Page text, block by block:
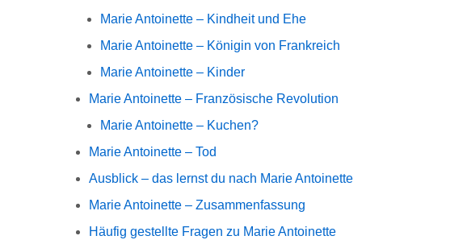
Marie Antoinette – Kindheit und Ehe
Marie Antoinette – Königin von Frankreich
Marie Antoinette – Kinder
Marie Antoinette – Französische Revolution
Marie Antoinette – Kuchen?
Marie Antoinette – Tod
Ausblick – das lernst du nach Marie Antoinette
Marie Antoinette – Zusammenfassung
Häufig gestellte Fragen zu Marie Antoinette